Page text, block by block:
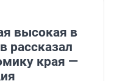
высокая в
рассказал
края —